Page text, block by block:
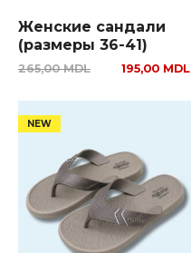
Женские сандали
(размеры 36-41)
265,00MDL 195,00 MDL